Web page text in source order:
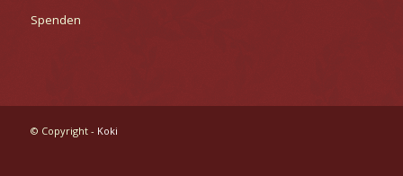
Spenden
© Copyright - Koki